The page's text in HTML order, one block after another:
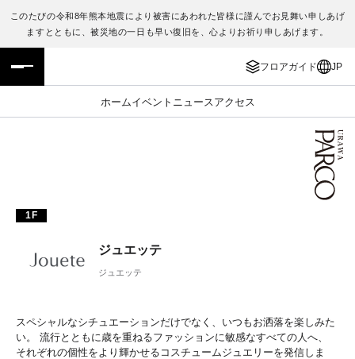
このたびの令和8年熊本地震により被害にあわれた皆様に謹んでお見舞い申しあげ
ますとともに、被災地の一日も早い復旧を、心よりお祈り申しあげます。
フロアガイド JP
ホームイベント ニュース アクセス
フロアガイド
施設案内・アクセス
JP
ENGLISH
繁体字
1F
ジュエッテ
ジュエッテ
スペシャルなシチュエーションだけでなく、いつもお洒落を楽しみた
い。 流行とともに歳を重ねるファッションに敏感なすべての人へ、
それぞれの個性をより輝かせるコスチュームジュエリーを発信しま